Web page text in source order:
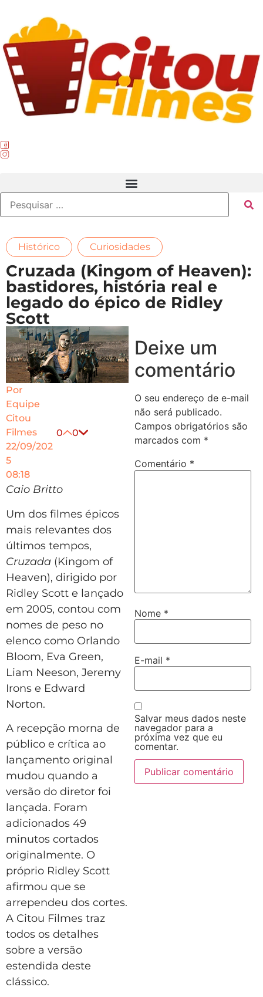
Histórico Curiosidades
Cruzada (Kingom of Heaven):
bastidores, história real e
legado do épico de Ridley
Scott
Por
Equipe
Citou
Filmes
22/09/202
5
08:18
0
0
Caio Britto
Um dos filmes épicos
mais relevantes dos
últimos tempos,
Cruzada (Kingom of
Heaven), dirigido por
Ridley Scott e lançado
em 2005, contou com
nomes de peso no
elenco como Orlando
Bloom, Eva Green,
Liam Neeson, Jeremy
Irons e Edward
Norton.
A recepção morna de
público e crítica ao
lançamento original
mudou quando a
versão do diretor foi
lançada. Foram
adicionados 49
minutos cortados
originalmente. O
próprio Ridley Scott
afirmou que se
arrependeu dos cortes.
A Citou Filmes traz
todos os detalhes
sobre a versão
estendida deste
clássico.
Deixe um
comentário
O seu endereço de e-mail
não será publicado.
Campos obrigatórios são
marcados com *
Comentário *
Nome *
E-mail *
Salvar meus dados neste
navegador para a
próxima vez que eu
comentar.